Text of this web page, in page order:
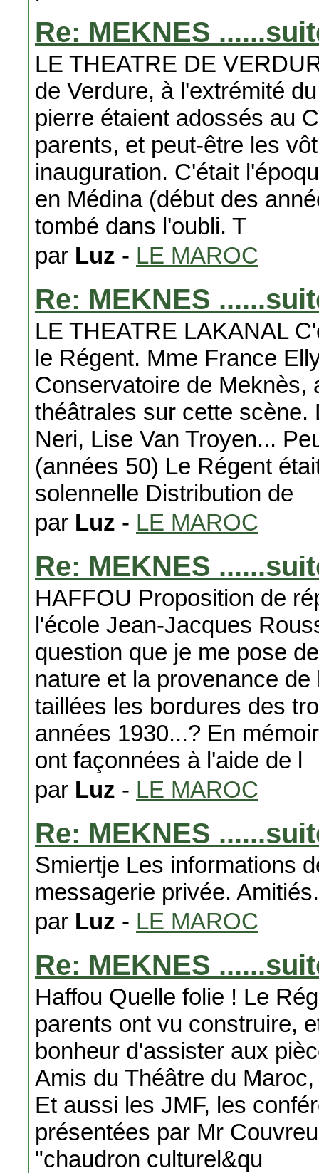
Re: MEKNES
LE THEATRE DE
de Verdure, à l'extrémité
pierre étaient adossés au
parents, et peut-être les
inauguration. C'était
en Médina (début des
tombé dans l'oubli. T
par Luz - LE MAROC
Re: MEKNES
LE THEATRE LAKANAL
le Régent. Mme France
Conservatoire de Meknès,
théâtrales sur cette scène.
Neri, Lise Van Troyen...
(années 50) Le Régent
solennelle Distribution de
par Luz - LE MAROC
Re: MEKNES
HAFFOU Proposition de
l'école Jean-Jacques
question que je me pose
nature et la provenance
taillées les bordures des
années 1930...? En
ont façonnées à l'aide de l
par Luz - LE MAROC
Re: MEKNES
Smiertje Les informations
messagerie privée. Amitiés.
par Luz - LE MAROC
Re: MEKNES
Haffou Quelle folie ! Le
parents ont vu construire,
bonheur d'assister aux
Amis du Théâtre du
Et aussi les JMF, les
présentées par Mr
"chaudron culturel&qu